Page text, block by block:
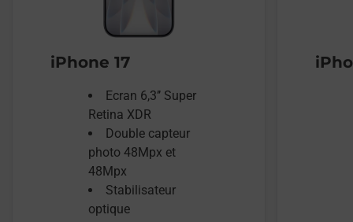
iPhone 17
Ecran 6,3’’ Super
Retina XDR
Double capteur
photo 48Mpx et
48Mpx
Stabilisateur
optique